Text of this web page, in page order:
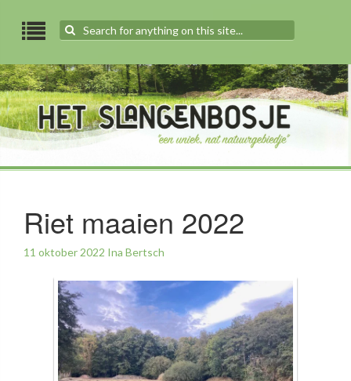
Search
for:
Riet maaien 2022
11 oktober 2022 Ina Bertsch